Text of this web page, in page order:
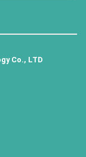
Co., LTD